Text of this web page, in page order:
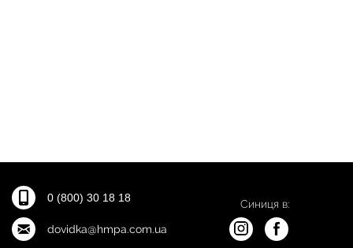
0 (800) 30 18 18
dovidka@hmpa.com.ua
Синиця в: